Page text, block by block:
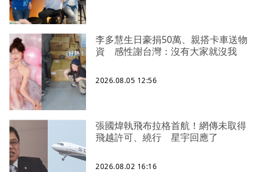
李多慧生日豪捐50萬、親搭卡車送物
資 感性謝台灣：沒有大家就沒我
2026.08.05 12:56
張國煒執飛布拉格首航！網傳未取得
飛越許可、繞行 星宇回應了
2026.08.02 16:16